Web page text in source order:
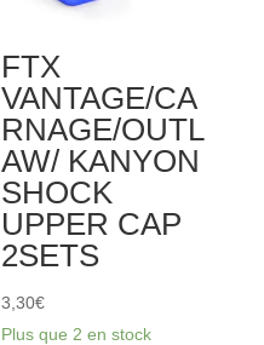
FTX
VANTAGE/CA
RNAGE/OUTL
AW/ KANYON
SHOCK
UPPER CAP
2SETS
3,30€
Plus que 2 en stock